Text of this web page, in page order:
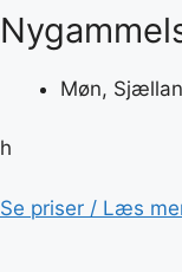
Møn,
h
Se priser / Læs